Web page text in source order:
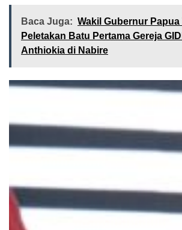
Baca Juga: Wakil Gubernur
Peletakan Batu Pertama Gereja
Anthiokia di Nabire